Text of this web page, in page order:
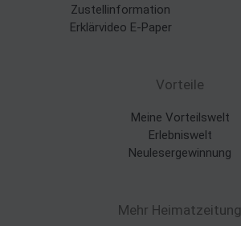
Zustellinformation
Erklärvideo E-Paper
Vorteile
Meine Vorteilswelt
Erlebniswelt
Neulesergewinnung
Mehr Heimatzeitung